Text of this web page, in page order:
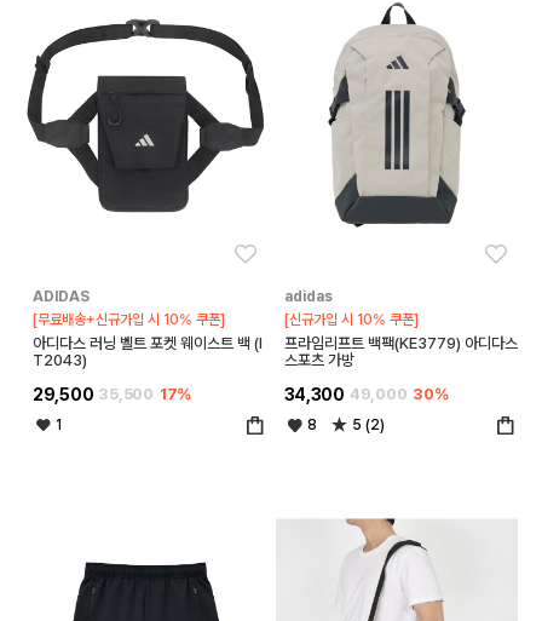
ADIDAS
[무료배송+신규가입 시 10% 쿠폰]
아디다스 러닝 벨트 포켓 웨이스트 백 (I
T2043)
29,500 35,500 17%
1
adidas
[신규가입 시 10% 쿠폰]
프라임리프트 백팩(KE3779) 아디다스
스포츠 가방
34,300 49,000 30%
8 5 (2)